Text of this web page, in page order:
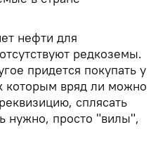
нефти для
редкоземы.
придется покупать у
которым вряд ли можно
сплясать
нужно, просто "вилы",